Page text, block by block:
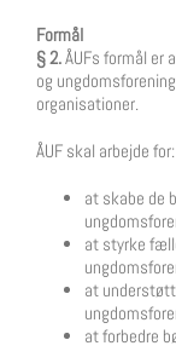
Formål
§ 2.ÅUFs formål
og
organisationer.
ÅUF skal arbejde for:
at skabe de
at styrke
at
at forbedre